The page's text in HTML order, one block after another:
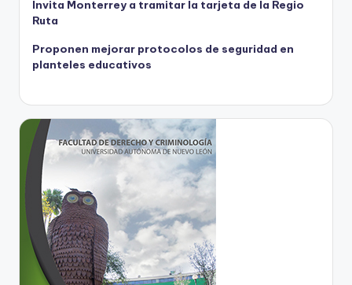
Invita Monterrey a tramitar la tarjeta de la Regio
Ruta
Proponen mejorar protocolos de seguridad en
planteles educativos